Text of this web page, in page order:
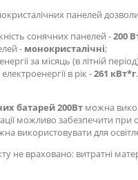
панелей
сонячних панелей -200
- монокристалічні;
за місяць (в літній
в рік -261 кВт*г.
батарей 200Вт можна
можливо забезпечити при
використовувати для
не враховано: витратні